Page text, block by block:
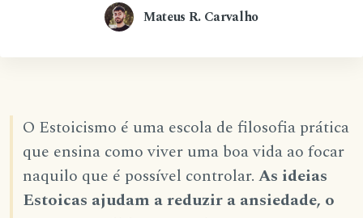
Mateus R. Carvalho
O Estoicismo é uma escola de filosofia prática
que ensina como viver uma boa vida ao focar
naquilo que é possível controlar. As ideias
Estoicas ajudam a reduzir a ansiedade, o